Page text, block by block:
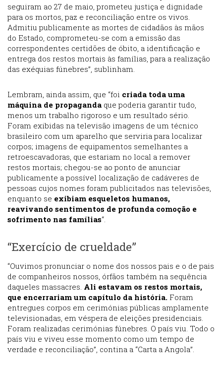
seguiram ao 27 de maio, prometeu justiça e dignidade
para os mortos, paz e reconciliação entre os vivos.
Admitiu publicamente as mortes de cidadãos às mãos
do Estado, comprometeu-se com a emissão das
correspondentes certidões de óbito, a identificação e
entrega dos restos mortais às famílias, para a realização
das exéquias fúnebres”, sublinham.
Lembram, ainda assim, que “foi criada toda uma
máquina de propaganda que poderia garantir tudo,
menos um trabalho rigoroso e um resultado sério.
Foram exibidas na televisão imagens de um técnico
brasileiro com um aparelho que serviria para localizar
corpos; imagens de equipamentos semelhantes a
retroescavadoras, que estariam no local a remover
restos mortais; chegou-se ao ponto de anunciar
publicamente a possível localização de cadáveres de
pessoas cujos nomes foram publicitados nas televisões,
enquanto se exibiam esqueletos humanos,
reavivando sentimentos de profunda comoção e
sofrimento nas famílias“.
“Exercício de crueldade”
“Ouvimos pronunciar o nome dos nossos pais e o de pais
de companheiros nossos, órfãos também na sequência
daqueles massacres. Ali estavam os restos mortais,
que encerrariam um capítulo da história. Foram
entregues corpos em cerimónias públicas amplamente
televisionadas, em véspera de eleições presidenciais.
Foram realizadas cerimónias fúnebres. O país viu. Todo o
país viu e viveu esse momento como um tempo de
verdade e reconciliação”, contina a “Carta a Angola”.